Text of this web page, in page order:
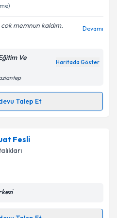
ilişkin
Aydınlatma
kişisel verilerimin belirtilen
kabul ediyorum.
Gönder
memnun kaldım.
Devamı
Ve
Haritada Göster
Talep Et
Eriçin randevu takvimi talebi
randevu almanız için bir
e-posta ile bilgilendireceğiz.
Fesli